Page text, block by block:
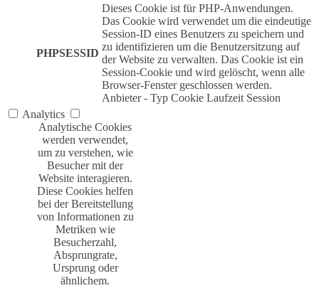
PHPSESSID
Dieses Cookie ist für PHP-Anwendungen.
Das Cookie wird verwendet um die eindeutige
Session-ID eines Benutzers zu speichern und
zu identifizieren um die Benutzersitzung auf
der Website zu verwalten. Das Cookie ist ein
Session-Cookie und wird gelöscht, wenn alle
Browser-Fenster geschlossen werden.
Anbieter - Typ Cookie Laufzeit Session
Analytics
Analytische Cookies
werden verwendet,
um zu verstehen, wie
Besucher mit der
Website interagieren.
Diese Cookies helfen
bei der Bereitstellung
von Informationen zu
Metriken wie
Besucherzahl,
Absprungrate,
Ursprung oder
ähnlichem.